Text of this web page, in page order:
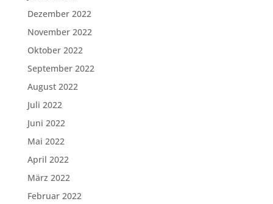
Dezember 2022
November 2022
Oktober 2022
September 2022
August 2022
Juli 2022
Juni 2022
Mai 2022
April 2022
März 2022
Februar 2022